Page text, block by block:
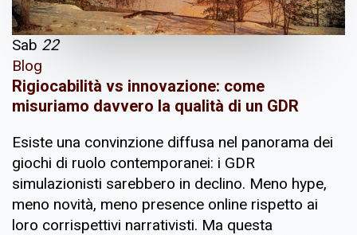
Sab 22
Blog
Rigiocabilità vs innovazione: come
misuriamo davvero la qualità di un GDR
Esiste una convinzione diffusa nel panorama dei
giochi di ruolo contemporanei: i GDR
simulazionisti sarebbero in declino. Meno hype,
meno novità, meno presence online rispetto ai
loro corrispettivi narrativisti. Ma questa